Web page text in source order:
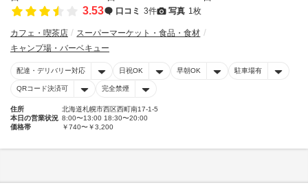
3.53 口コミ 3件 写真 1枚
カフェ・喫茶店
スーパーマーケット・食品・食材
キャンプ場・バーベキュー
配達・デリバリー対応 日祝OK 早朝OK 駐車場有
QRコード決済可 完全禁煙
住所
北海道札幌市西区西町南17-1-5
本日の営業状況 8:00〜13:00 18:30〜20:00
価格帯
￥740〜￥3,200